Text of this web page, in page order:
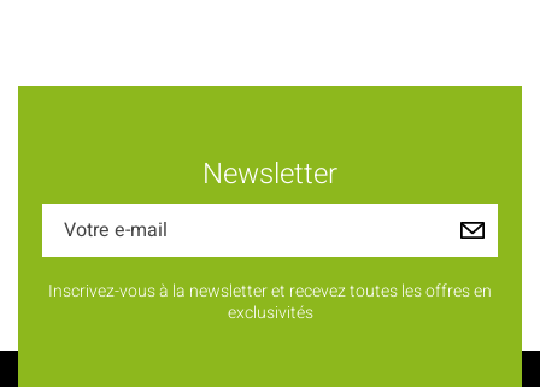
Newsletter
Inscrivez-vous à la newsletter et recevez toutes les offres en
exclusivités